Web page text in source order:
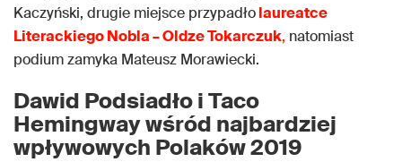
Kaczyński, drugie miejsce przypadłolaureatce
Literackiego Nobla – Oldze Tokarczuk, natomiast
podium zamyka Mateusz Morawiecki.
Dawid Podsiadło i Taco
Hemingway wśród najbardziej
wpływowych Polaków 2019